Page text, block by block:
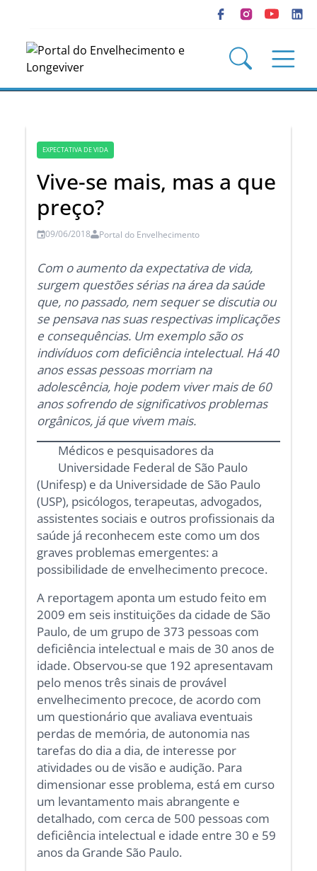
EXPECTATIVA DE VIDA
Vive-se mais, mas a que
preço?
09/06/2018 Portal do Envelhecimento
Com o aumento da expectativa de vida,
surgem questões sérias na área da saúde
que, no passado, nem sequer se discutia ou
se pensava nas suas respectivas implicações
e consequências. Um exemplo são os
indivíduos com deficiência intelectual. Há 40
anos essas pessoas morriam na
adolescência, hoje podem viver mais de 60
anos sofrendo de significativos problemas
orgânicos, já que vivem mais.
Médicos e pesquisadores da
Universidade Federal de São Paulo
(Unifesp) e da Universidade de São Paulo
(USP), psicólogos, terapeutas, advogados,
assistentes sociais e outros profissionais da
saúde já reconhecem este como um dos
graves problemas emergentes: a
possibilidade de envelhecimento precoce.
A reportagem aponta um estudo feito em
2009 em seis instituições da cidade de São
Paulo, de um grupo de 373 pessoas com
deficiência intelectual e mais de 30 anos de
idade. Observou-se que 192 apresentavam
pelo menos três sinais de provável
envelhecimento precoce, de acordo com
um questionário que avaliava eventuais
perdas de memória, de autonomia nas
tarefas do dia a dia, de interesse por
atividades ou de visão e audição. Para
dimensionar esse problema, está em curso
um levantamento mais abrangente e
detalhado, com cerca de 500 pessoas com
deficiência intelectual e idade entre 30 e 59
anos da Grande São Paulo.